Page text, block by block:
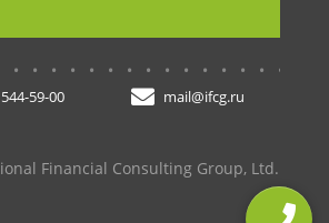
59-00 mail@ifcg.ru
Financial Consulting Group, Ltd.